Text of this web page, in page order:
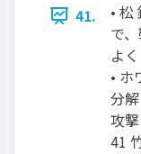
41.
• 松
で
よ
•
分
攻
41